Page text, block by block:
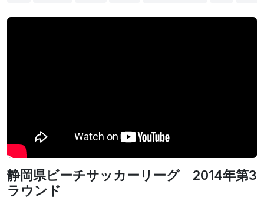
静岡県ビーチサッカーリーグ 2014年第3
ラウンド